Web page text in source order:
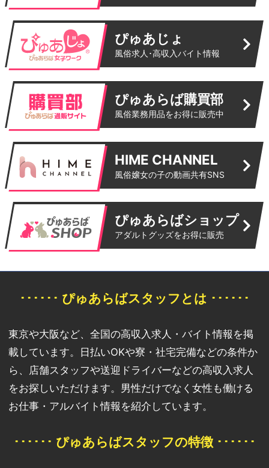
ぴゅあじょ
風俗求人･高収入バイト情報
ぴゅあらば購買部
風俗業務用品をお得に販売中
HIME CHANNEL
風俗嬢女の子の動画共有SNS
ぴゅあらばショップ
アダルトグッズをお得に販売
･･････ ぴゅあらばスタッフとは ･･････
東京や大阪など、全国の高収入求人・バイト情報を掲
載しています。日払いOKや寮・社宅完備などの条件か
ら、店舗スタッフや送迎ドライバーなどの高収入求人
をお探しいただけます。男性だけでなく女性も働ける
お仕事・アルバイト情報を紹介しています。
･･････ ぴゅあらばスタッフの特徴 ･･････